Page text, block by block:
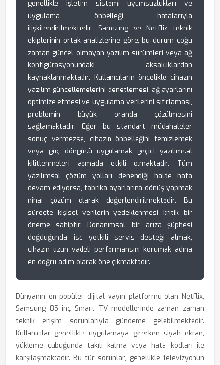
genellikle işletim sistemi uyumsuzlukları ve
uygulama önbelleği hatalarıyla
ilişkilendirilmektedir. Samsung ve Netflix teknik
ekiplerinin ortak analizlerine göre, bu durum çoğu
zaman güncel olmayan yazılım sürümleri veya ağ
konfigürasyonundaki aksaklıklardan
kaynaklanmaktadır. Kullanıcıların öncelikle cihazın
yazılım güncellemelerini denetlemesi, ağ ayarlarını
optimize etmesi ve uygulama verilerini sıfırlaması,
problemin büyük oranda çözülmesini
sağlamaktadır. Eğer bu standart müdahaleler
sonuç vermezse, cihazın önbelleğini temizlemek
veya güç döngüsü uygulamak geçici yazılımsal
kilitlenmeleri aşmada etkili olmaktadır. Tüm
yazılımsal çözüm yolları denendiği halde hata
devam ediyorsa, fabrika ayarlarına dönüş yapmak
nihai çözüm olarak değerlendirilmektedir. Bu
süreçte kişisel verilerin yedeklenmesi kritik bir
öneme sahiptir. Donanımsal bir arıza şüphesi
doğduğunda ise yetkili servis desteği almak,
cihazın uzun vadeli performansını korumak adına
en doğru adım olarak öne çıkmaktadır.
Dünyanın en popüler dijital yayın platformu olan Netflix,
Samsung 85 inç Smart TV modellerinde zaman zaman
teknik erişim sorunlarıyla gündeme gelebilmektedir.
Kullanıcılar genellikle uygulamaya girerken siyah ekran,
yükleme çubuğunda takılı kalma veya hata kodları ile
karşılaşmaktadır. Bu tür sorunlar, genellikle televizyonun